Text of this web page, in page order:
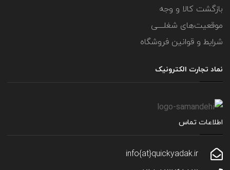
بازگشت کالا و وجه
موقعیت‌های شغلــــی
شرایط و قوانین فروشگاه
نماد تجارت الکترونیک
اطلاعات تماس
info{at}quickyadak.ir